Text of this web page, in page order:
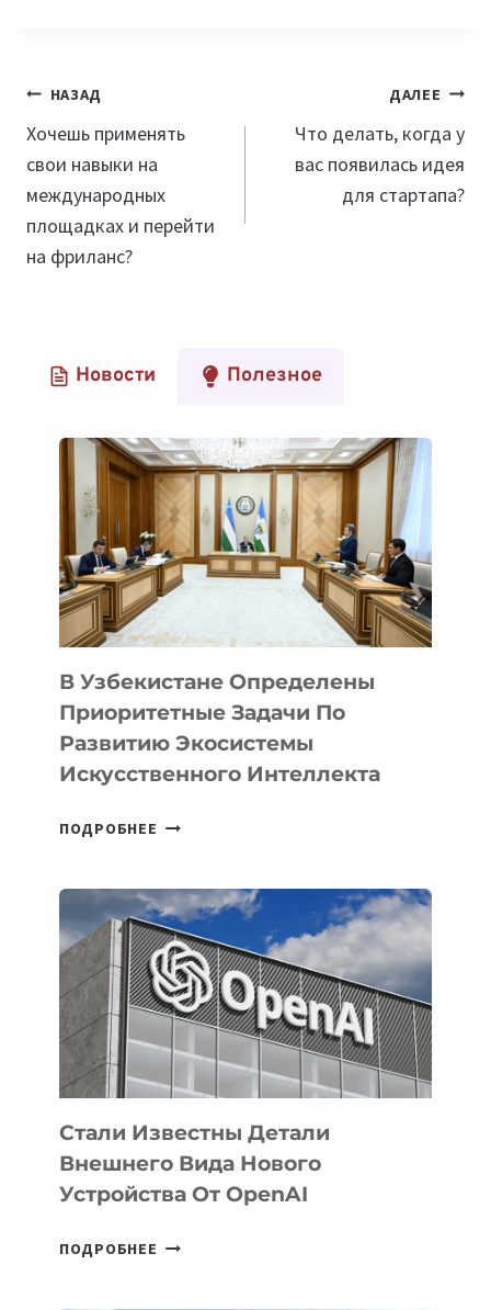
Навигация
по
записям
НАЗАД
​​Хочешь применять
свои навыки на
международных
площадках и перейти
на фриланс?
ДАЛЕЕ
Что делать, когда у
вас появилась идея
для стартапа?
Новости Полезное
В Узбекистане Определены
Приоритетные Задачи По
Развитию Экосистемы
Искусственного Интеллекта
ПОДРОБНЕЕ
ПРИОРИТЕТНЫЕ
ЗАДАЧИ
ПО
РАЗВИТИЮ
ЭКОСИСТЕМЫ
ИСКУССТВЕННОГО
ИНТЕЛЛЕКТА
Стали Известны Детали
Внешнего Вида Нового
Устройства От OpenAI
ПОДРОБНЕЕ СТАЛИ